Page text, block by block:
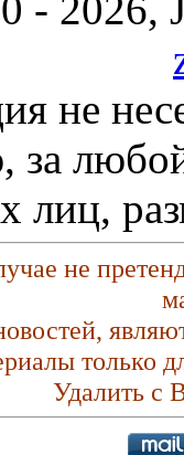
не
любой
лиц,
не
только
Удалить с